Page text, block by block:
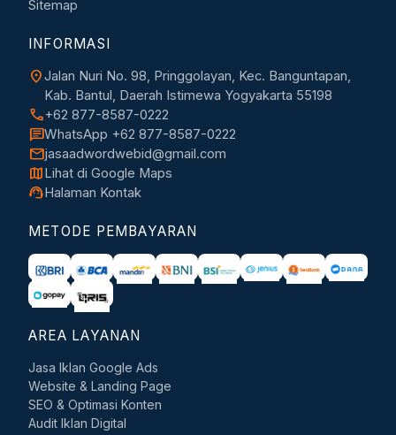
Sitemap
INFORMASI
location_onJalan Nuri No. 98, Pringgolayan, Kec. Banguntapan,
Kab. Bantul, Daerah Istimewa Yogyakarta 55198
call+62 877-8587-0222
chatWhatsApp +62 877-8587-0222
mailjasaadwordwebid@gmail.com
mapLihat di Google Maps
support_agentHalaman Kontak
METODE PEMBAYARAN
AREA LAYANAN
Jasa Iklan Google Ads
Website & Landing Page
SEO & Optimasi Konten
Audit Iklan Digital